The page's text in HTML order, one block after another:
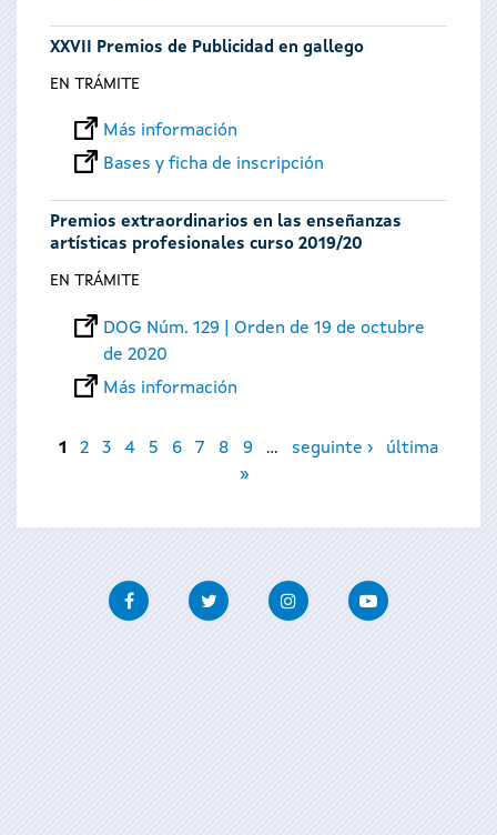
XXVII Premios de Publicidad en gallego
EN TRÁMITE
Más información
Bases y ficha de inscripción
Premios extraordinarios en las enseñanzas
artísticas profesionales curso 2019/20
EN TRÁMITE
DOG Núm. 129 | Orden de 19 de octubre
de 2020
Más información
Páginas
1 2 3 4 5 6 7 8 9 … seguinte ›
última
»
FacebookTwitter InstagramYoutube